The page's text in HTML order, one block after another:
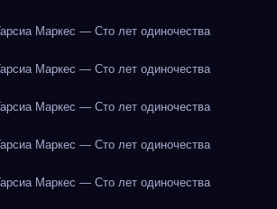
Маркес — Сто лет одиночества
Маркес — Сто лет одиночества
Маркес — Сто лет одиночества
Маркес — Сто лет одиночества
Маркес — Сто лет одиночества